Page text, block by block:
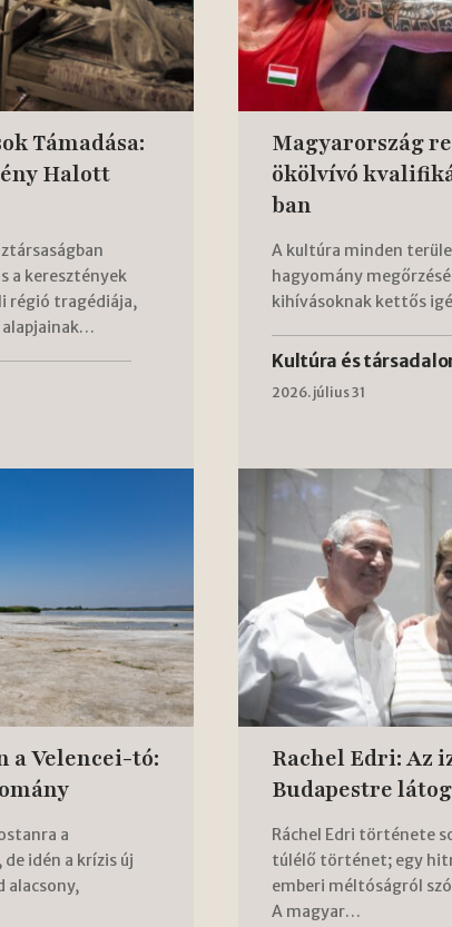
Támadása:
Halott
a keresztények
régió tragédiája,
alapjainak…
Magyarország
ökölvívó
ban
A kultúra minden
hagyomány
kihívásoknak kettős
Kultúra és
2026. július 31
a Velencei-tó:
a
idén a krízis új
alacsony,
Rachel Edri: Az
Budapestre
Ráchel Edri története
túlélő történet; egy
emberi méltóságról
A magyar…